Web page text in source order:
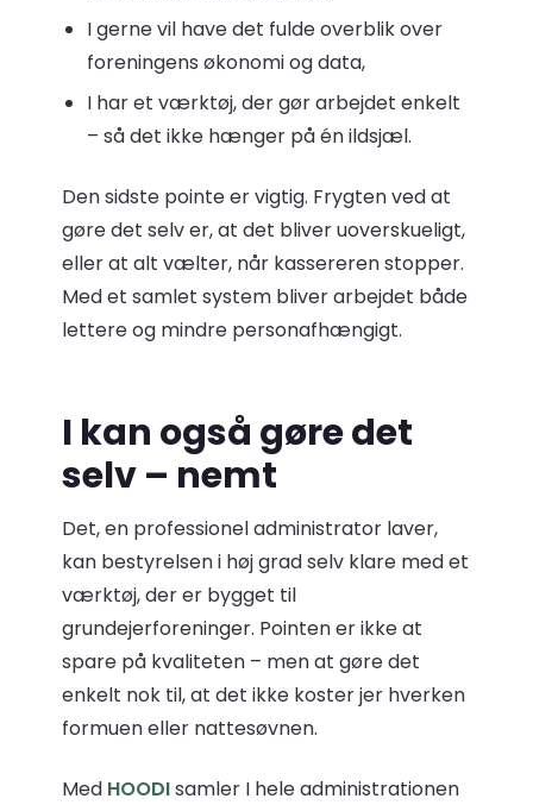
I gerne vil have det fulde overblik over
foreningens økonomi og data,
I har et værktøj, der gør arbejdet enkelt
– så det ikke hænger på én ildsjæl.
Den sidste pointe er vigtig. Frygten ved at
gøre det selv er, at det bliver uoverskueligt,
eller at alt vælter, når kassereren stopper.
Med et samlet system bliver arbejdet både
lettere og mindre personafhængigt.
I kan også gøre det
selv – nemt
Det, en professionel administrator laver,
kan bestyrelsen i høj grad selv klare med et
værktøj, der er bygget til
grundejerforeninger. Pointen er ikke at
spare på kvaliteten – men at gøre det
enkelt nok til, at det ikke koster jer hverken
formuen eller nattesøvnen.
Med HOODIsamler I hele administrationen